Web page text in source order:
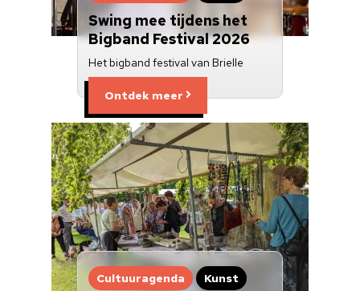
Swing mee tijdens het
Bigband Festival 2026
Het bigband festival van Brielle
Ontdek meer
Cultuuragenda Kunst